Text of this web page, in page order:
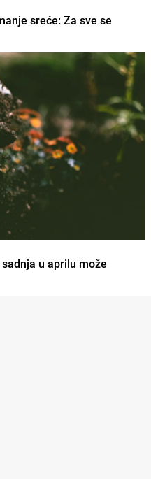
sreće: Za sve se
u aprilu može